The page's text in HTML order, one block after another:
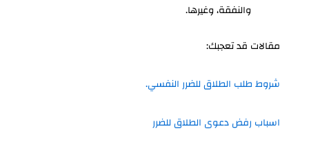
والنفقة، وغيرها.
مقالات قد تعجبك:
شروط طلب الطلاق للضرر النفسي.
اسباب رفض دعوى الطلاق للضرر